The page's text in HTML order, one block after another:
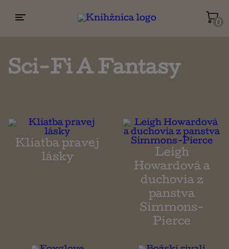
0
Náboženstvo a ezoterika
Sci-Fi A Fantasy
Kliatba pravej
lásky
Leigh
Howardová a
duchovia z
panstva
Simmons-
Pierce